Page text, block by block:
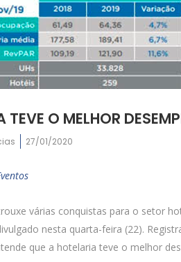
TEVE O MELHOR
27/01/2020
várias conquistas para o setor
nesta quarta-feira (22).
que a hotelaria teve o melhor